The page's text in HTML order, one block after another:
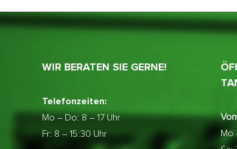
WIR BERATEN SIE GERNE!
Telefonzeiten:
Mo – Do:8 – 17 Uhr
Fr: 8 – 15:30 Uhr
Mo